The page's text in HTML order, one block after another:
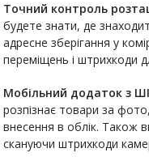
Точний контроль
будете знати, де
адресне зберігання у
переміщень і штрихкоди
Мобільний додаток з
розпізнає товари за
внесення в облік. Також
скануючи штрихкоди